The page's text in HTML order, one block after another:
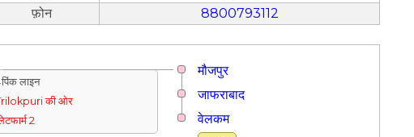
फ़ोन
8800793112
मौजपुर
लाइन
की ओर
2
जाफराबाद
वेलकम